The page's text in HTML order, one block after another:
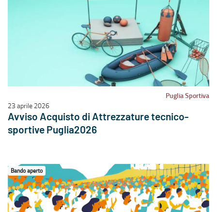
Puglia Sportiva
23 aprile 2026
Avviso Acquisto di Attrezzature tecnico-
sportive Puglia2026
Bando aperto